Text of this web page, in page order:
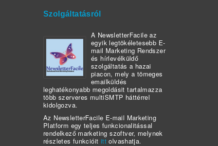
Szolgáltatásról
A NewsletterFacile az
egyik legtökéletesebb E-
mail Marketing Rendszer
és hírlevélküldő
szolgáltatás a hazai
piacon, mely a tömeges
emailküldés
leghatékonyabb megoldásit tartalmazza
több szerveres multiSMTP háttérrel
kidolgozva.
Az NewsletterFacile E-mail Marketing
Platform egy teljes funkcionalitással
rendelkező marketing szoftver, melynek
részletes funkcióit ittolvashatja.